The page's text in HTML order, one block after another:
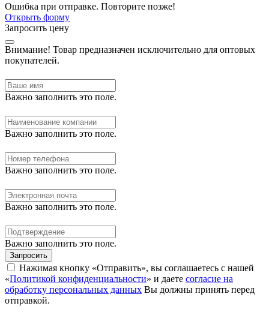
Ошибка при отправке. Повторите позже!
Открыть форму
Запросить цену
Внимание! Товар предназначен исключительно для оптовых
покупателей.
Важно заполнить это поле.
Важно заполнить это поле.
Важно заполнить это поле.
Важно заполнить это поле.
Важно заполнить это поле.
Запросить
Нажимая кнопку «Отправить», вы соглашаетесь с нашей
«Политикой конфиденциальности» и даете согласие на
обработку персональных данных Вы должны принять перед
отправкой.